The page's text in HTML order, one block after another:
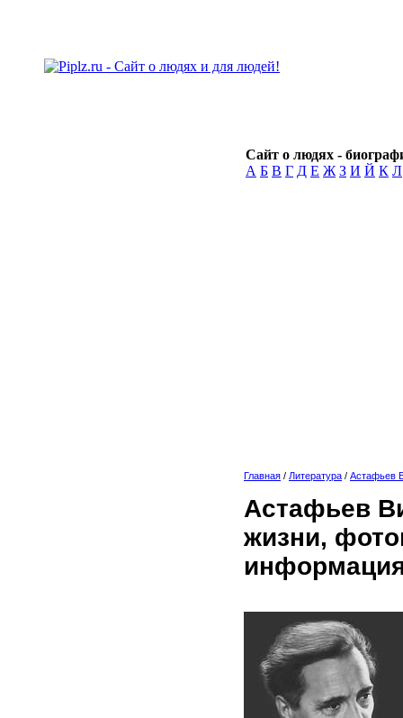
Сайт о людях -
А Б В Г Д Е Ж З И Й К Л
Главная / Литература / Астафьев
Астафьев
жизни,